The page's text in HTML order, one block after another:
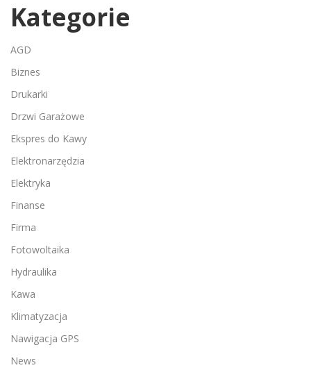
Kategorie
AGD
Biznes
Drukarki
Drzwi Garażowe
Ekspres do Kawy
Elektronarzędzia
Elektryka
Finanse
Firma
Fotowoltaika
Hydraulika
Kawa
Klimatyzacja
Nawigacja GPS
News